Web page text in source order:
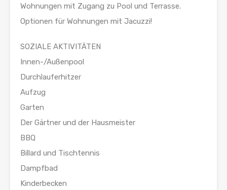
Wohnungen mit Zugang zu Pool und Terrasse.
Optionen für Wohnungen mit Jacuzzi!
SOZIALE AKTIVITÄTEN
Innen-/Außenpool
Durchlauferhitzer
Aufzug
Garten
Der Gärtner und der Hausmeister
BBQ
Billard und Tischtennis
Dampfbad
Kinderbecken